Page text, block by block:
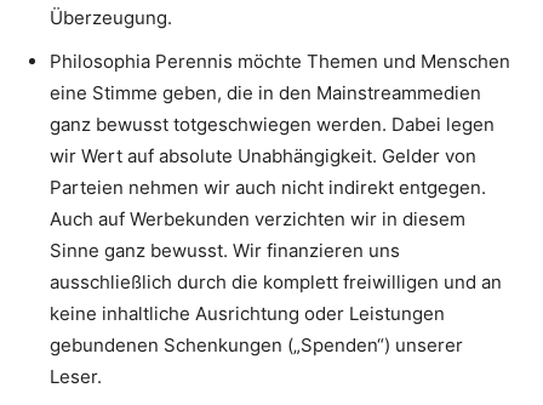
Überzeugung.
Philosophia Perennis möchte Themen und Menschen
eine Stimme geben, die in den Mainstreammedien
ganz bewusst totgeschwiegen werden. Dabei legen
wir Wert auf absolute Unabhängigkeit. Gelder von
Parteien nehmen wir auch nicht indirekt entgegen.
Auch auf Werbekunden verzichten wir in diesem
Sinne ganz bewusst. Wir finanzieren uns
ausschließlich durch die komplett freiwilligen und an
keine inhaltliche Ausrichtung oder Leistungen
gebundenen Schenkungen („Spenden“) unserer
Leser.